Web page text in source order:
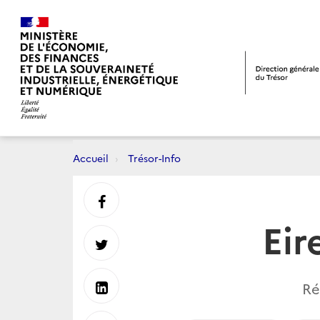
Accueil Trésor-Info
Partager
sur
Partager
sur
Partager